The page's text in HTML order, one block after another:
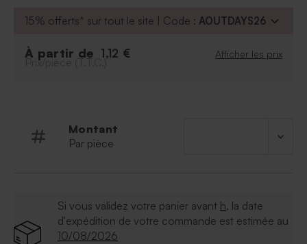
À personnaliser:
Texte et photos
15% offerts* sur tout le site | Code : AOUTDAYS26
À partir de 1,12 € Afficher les prix
Prix/pièce (T.T.C.)
Montant
Par pièce
Si vous validez votre panier avant h, la date
d'expédition de votre commande est estimée au
10/08/2026